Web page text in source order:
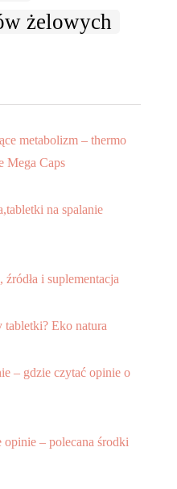
żelowych
metabolizm – thermo
Mega Caps
na spalanie
i suplementacja
tabletki? Eko natura
– gdzie czytać opinie o
– polecana środki